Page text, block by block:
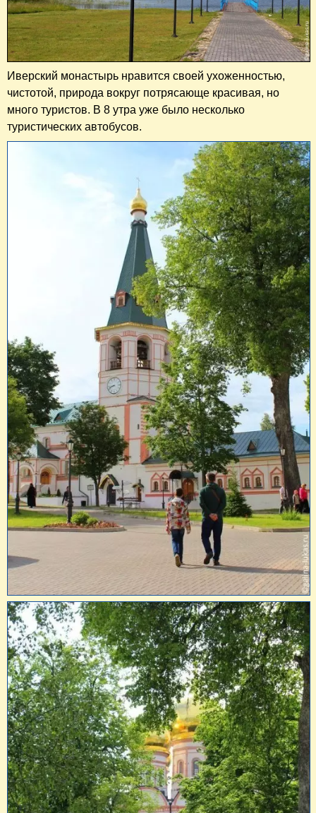
Иверский монастырь нравится своей ухоженностью,
чистотой, природа вокруг потрясающе красивая, но
много туристов. В 8 утра уже было несколько
туристических автобусов.